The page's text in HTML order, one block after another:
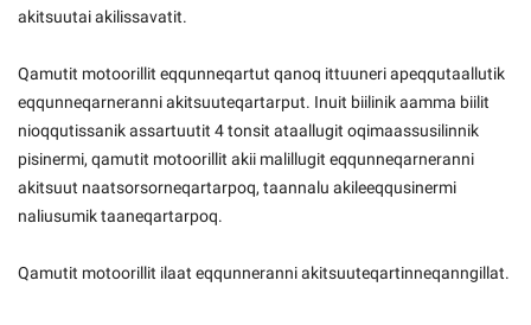
akitsuutai akilissavatit.
Qamutit motoorillit eqqunneqartut qanoq ittuuneri apeqqutaallutik
eqqunneqarneranni akitsuuteqartarput. Inuit biilinik aamma biilit
nioqqutissanik assartuutit 4 tonsit ataallugit oqimaassusilinnik
pisinermi, qamutit motoorillit akii malillugit eqqunneqarneranni
akitsuut naatsorsorneqartarpoq, taannalu akileeqqusinermi
naliusumik taaneqartarpoq.
Qamutit motoorillit ilaat eqqunneranni akitsuuteqartinneqanngillat.